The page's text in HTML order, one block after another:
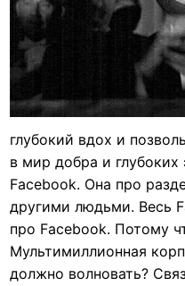
глубокий вдох и
в мир добра и
Facebook. Она про
другими людьми. Весь
про Facebook. Потому
Мультимиллионная
должно волновать?